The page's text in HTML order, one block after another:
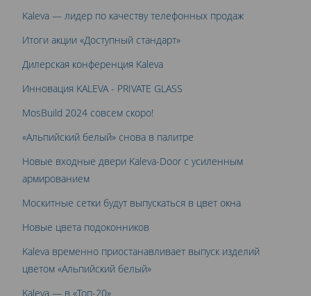
Kaleva — лидер по качеству телефонных продаж
Итоги акции «Доступный стандарт»
Дилерская конференция Kaleva
Инновация KALEVA - PRIVATE GLASS
MosBuild 2024 совсем скоро!
«Альпийский белый» снова в палитре
Новые входные двери Kaleva-Door с усиленным
армированием
Москитные сетки будут выпускаться в цвет окна
Новые цвета подоконников
Kaleva временно приостанавливает выпуск изделий
цветом «Альпийский белый»
Kaleva — в «Топ-20»